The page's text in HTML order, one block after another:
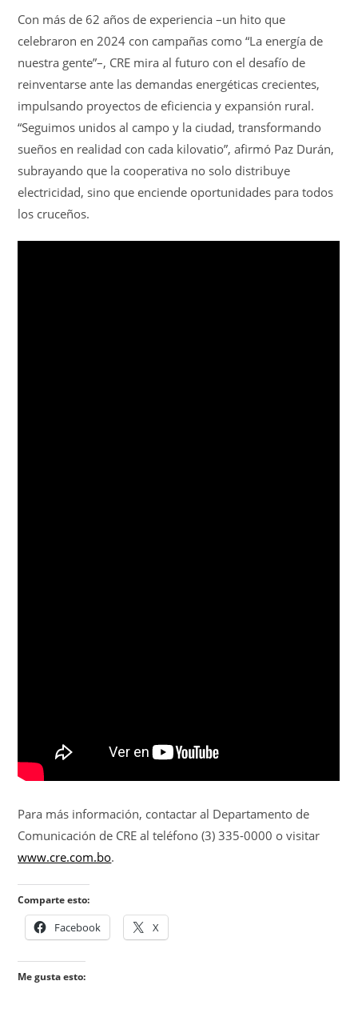
Con más de 62 años de experiencia –un hito que
celebraron en 2024 con campañas como “La energía de
nuestra gente”–, CRE mira al futuro con el desafío de
reinventarse ante las demandas energéticas crecientes,
impulsando proyectos de eficiencia y expansión rural.
“Seguimos unidos al campo y la ciudad, transformando
sueños en realidad con cada kilovatio”, afirmó Paz Durán,
subrayando que la cooperativa no solo distribuye
electricidad, sino que enciende oportunidades para todos
los cruceños.
Para más información, contactar al Departamento de
Comunicación de CRE al teléfono (3) 335-0000 o visitar
www.cre.com.bo.
Comparte esto:
Facebook X
Me gusta esto: